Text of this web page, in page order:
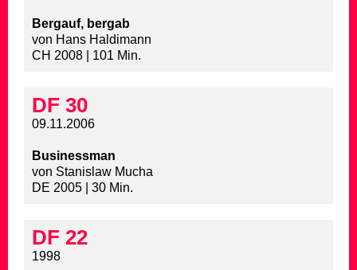
Bergauf, bergab
von Hans Haldimann
CH 2008 | 101 Min.
DF 30
09.11.2006
Businessman
von Stanislaw Mucha
DE 2005 | 30 Min.
DF 22
1998